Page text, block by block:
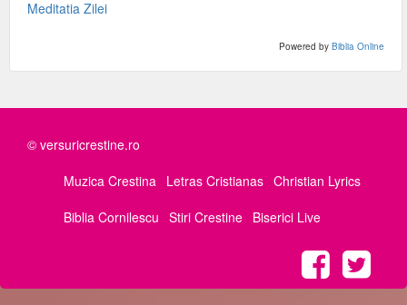
Meditatia Zilei
Powered by Biblia Online
© versuricrestine.ro
Muzica Crestina Letras Cristianas Christian Lyrics
Biblia Cornilescu Stiri Crestine Biserici Live